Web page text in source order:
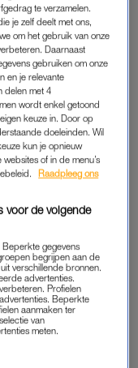
niet mee te doen.
niet door blijven
leuk, maar misschien
ik: is het zó erg dat
fuck it, ik doe
media deels als
een keer kunnen.”
van social
over voor het
“In die
Eén aflevering ging
open over was dat ik
vaak naar het leven
af omdat ik snel
te verzamelen.
je zelf deelt met ons,
om het gebruik van onze
Daarnaast
gebruiken om onze
en je relevante
delen met 4
wordt enkel getoond
keuze in. Door op
doeleinden. Wil
kun je opnieuw
of in de menu’s
Raadpleeg ons
voor de volgende
gegevens
begrijpen aan de
verschillende bronnen.
advertenties.
Profielen
Beperkte
aanmaken ter
van
meten.